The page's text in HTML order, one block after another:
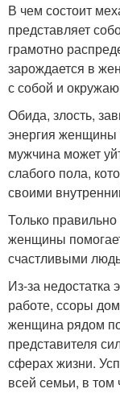
В чем состоит
представляет
грамотно
зарождается в
с собой и
Обида, злость,
энергия женщины
мужчина может
слабого пола,
своими
Только
женщины
счастливыми
Из-за
работе, ссоры
женщина рядом
представителя
сферах жизни.
всей семьи, в том